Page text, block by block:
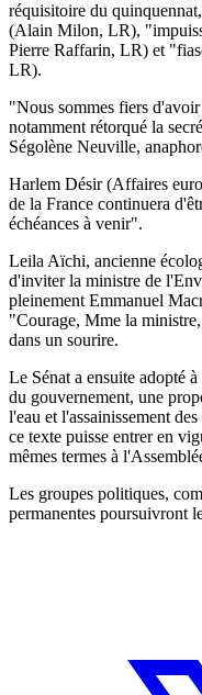
réquisitoire du
(Alain Milon, LR),
Pierre Raffarin, LR) et
LR).
"Nous sommes fiers
notamment rétorqué la
Ségolène Neuville,
Harlem Désir (Affaires
de la France continuera
échéances à venir".
Leila Aïchi, ancienne
d'inviter la ministre de
pleinement Emmanuel
"Courage, Mme la
dans un sourire.
Le Sénat a ensuite adopté
du gouvernement, une
l'eau et l'assainissement
ce texte puisse entrer en
mêmes termes à
Les groupes politiques,
permanentes poursuivront